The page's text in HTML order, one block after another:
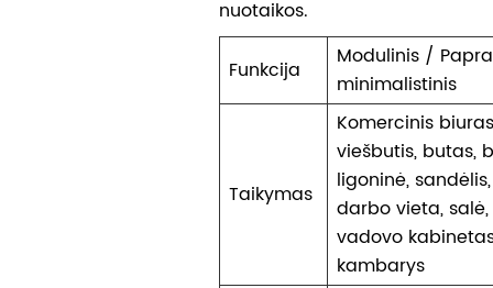
nuotaikos.
Funkcija
Modulinis /
minimalistinis
Taikymas
Komercinis
viešbutis, butas,
ligoninė,
darbo vieta,
vadovo
kambarys